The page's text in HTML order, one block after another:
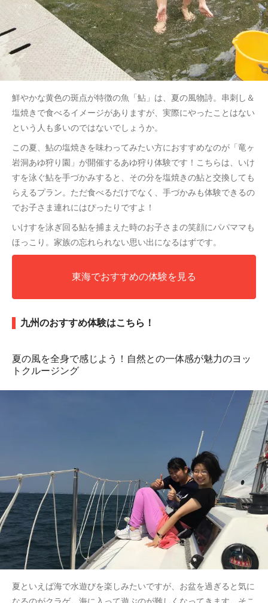
鮮やかな黄色の斑点が特徴の魚「鮎」は、夏の風物詩。串刺し＆
塩焼きで食べるイメージがありますが、実際にやったことはない
という人も多いのではないでしょうか。
この夏、鮎の塩焼きを味わってみたい方におすすめなのが「竜ヶ
岩洞あゆ狩り園」が開催するあゆ狩り体験です！こちらは、いけ
すを泳ぐ鮎を手づかみすると、その分を塩焼きの鮎と交換しても
らえるプラン。ただ食べるだけでなく、手づかみも体験できるの
でお子さま連れにはぴったりですよ！
いけすを泳ぎ回る鮎を捕まえた時のお子さまの笑顔にパパママも
ほっこり。家族の忘れられない思い出になるはずです。
東海でおすすめの体験を見る
九州のおすすめ体験はこちら！
夏の風を全身で感じよう！自然との一体感が魅力のヨッ
トクルージング
夏といえば海で水遊びを楽しみたいですが、お盆を過ぎると気に
なるのがクラゲ。海に入って遊ぶのが難しくなってきます。そこ